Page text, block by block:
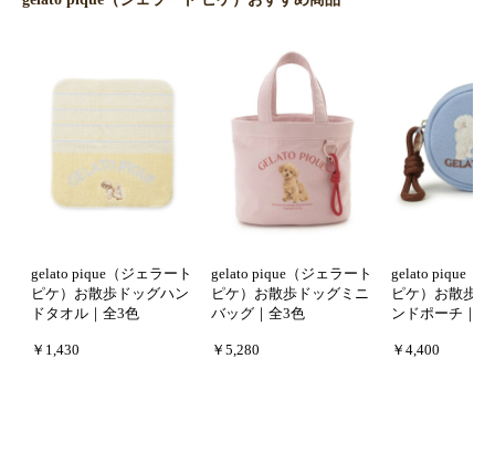
gelato pique（ジェラート
ピケ）お散歩ドッグハン
ドタオル｜全3色
￥1,430
gelato pique（ジェラート
ピケ）お散歩ドッグミニ
バッグ｜全3色
￥5,280
gelato pique（
ピケ）お散歩
ンドポーチ｜全
￥4,400